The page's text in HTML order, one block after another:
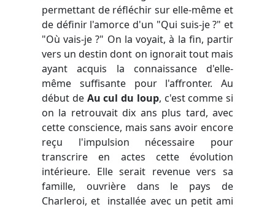
permettant de réfléchir sur elle-même et
de définir l'amorce d'un "Qui suis-je ?" et
"Où vais-je ?" On la voyait, à la fin, partir
vers un destin dont on ignorait tout mais
ayant acquis la connaissance d'elle-
même suffisante pour l'affronter. Au
début de Au cul du loup, c'est comme si
on la retrouvait dix ans plus tard, avec
cette conscience, mais sans avoir encore
reçu l'impulsion nécessaire pour
transcrire en actes cette évolution
intérieure. Elle serait revenue vers sa
famille, ouvrière dans le pays de
Charleroi, et installée avec un petit ami